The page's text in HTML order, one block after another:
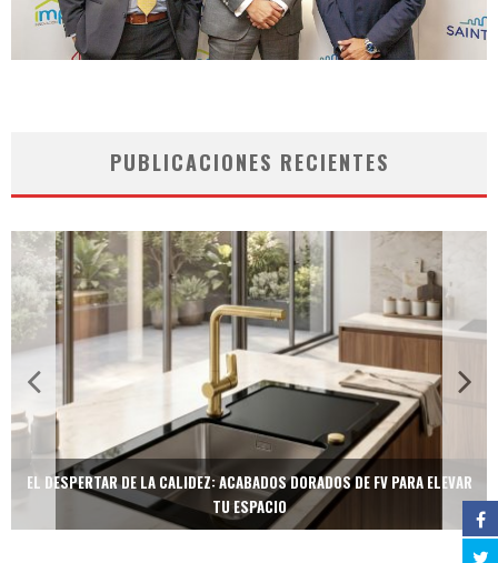
PUBLICACIONES RECIENTES
EL DESPERTAR DE LA CALIDEZ: ACABADOS DORADOS DE FV PARA ELEVAR
TU ESPACIO